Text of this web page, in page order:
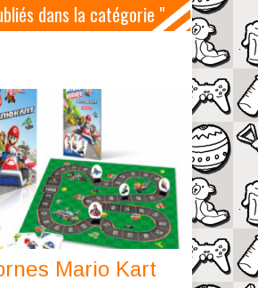
dans la catégorie "
"
Mario Kart